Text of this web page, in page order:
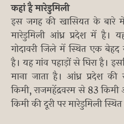
कहां है मारेडुमिली
इस जगह की खासियत के बारे
मारेडुमिली आंध्र प्रदेश में है।
गोदावरी जिले में स्थित एक
है। यह गांव पहाड़ों से घिरा है।
माना जाता है। आंध्र प्रदेश की
किमी, राजमहेंद्रवरम से 83
किमी की दूरी पर मारेडुमिली स्थित